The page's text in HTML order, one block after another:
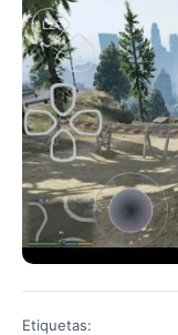
Etiquetas: